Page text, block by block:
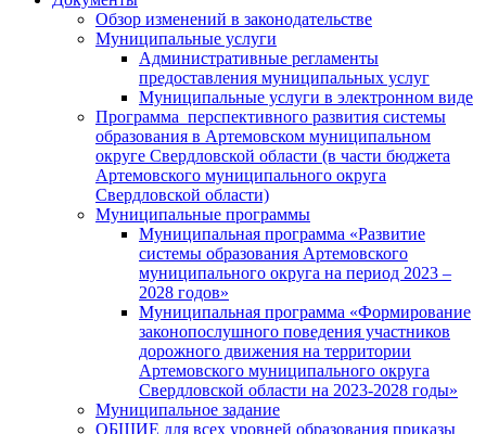
Обзор изменений в законодательстве
Муниципальные услуги
Административные регламенты
предоставления муниципальных услуг
Муниципальные услуги в электронном виде
Программа перспективного развития системы
образования в Артемовском муниципальном
округе Свердловской области (в части бюджета
Артемовского муниципального округа
Свердловской области)
Муниципальные программы
Муниципальная программа «Развитие
системы образования Артемовского
муниципального округа на период 2023 –
2028 годов»
Муниципальная программа «Формирование
законопослушного поведения участников
дорожного движения на территории
Артемовского муниципального округа
Свердловской области на 2023-2028 годы»
Муниципальное задание
ОБЩИЕ для всех уровней образования приказы